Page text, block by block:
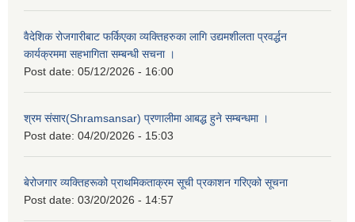
वैदेशिक रोजगारीबाट फर्किएका व्यक्तिहरुका लागि उद्यमशीलता प्रवर्द्धन
कार्यक्रममा सहभागिता सम्बन्धी सचना ।
Post date: 05/12/2026 - 16:00
श्रम संसार(Shramsansar) प्रणालीमा आबद्ध हुने सम्बन्धमा ।
Post date: 04/20/2026 - 15:03
बेरोजगार व्यक्तिहरूको प्राथमिकताक्रम सूची प्रकाशन गरिएको सूचना
Post date: 03/20/2026 - 14:57